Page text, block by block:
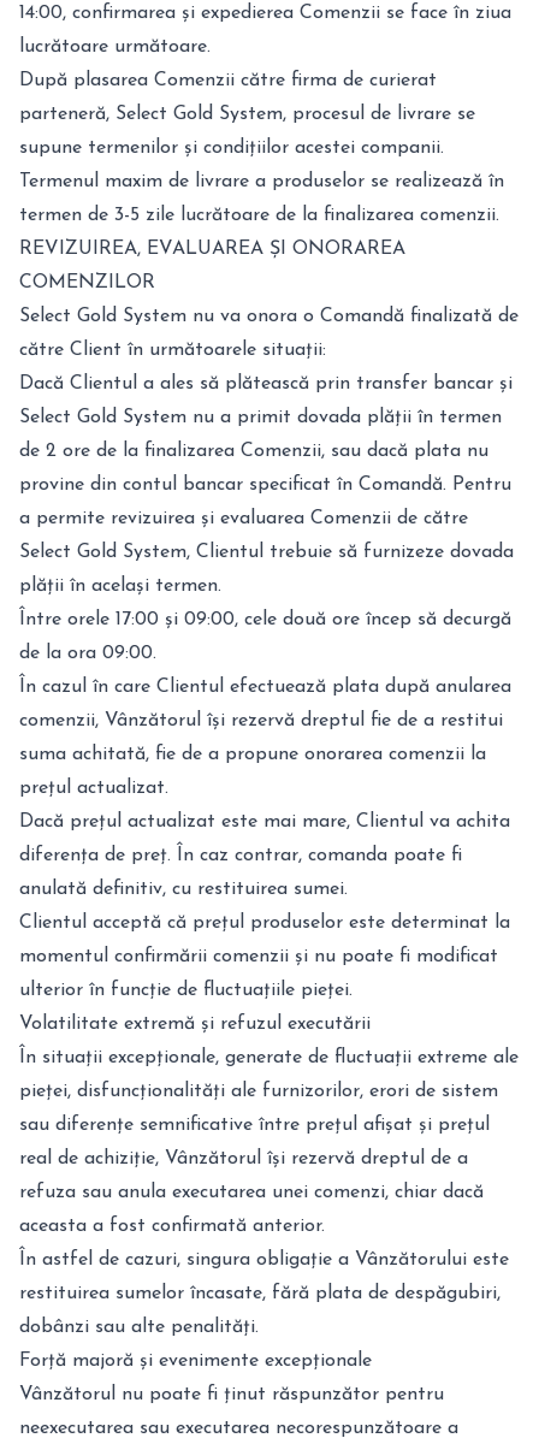
14:00, confirmarea și expedierea Comenzii se face în ziua
lucrătoare următoare.
După plasarea Comenzii către firma de curierat
parteneră, Select Gold System, procesul de livrare se
supune termenilor și condițiilor acestei companii.
Termenul maxim de livrare a produselor se realizează în
termen de 3-5 zile lucrătoare de la finalizarea comenzii.
REVIZUIREA, EVALUAREA ȘI ONORAREA
COMENZILOR
Select Gold System nu va onora o Comandă finalizată de
către Client în următoarele situații:
Dacă Clientul a ales să plătească prin transfer bancar și
Select Gold System nu a primit dovada plății în termen
de 2 ore de la finalizarea Comenzii, sau dacă plata nu
provine din contul bancar specificat în Comandă. Pentru
a permite revizuirea și evaluarea Comenzii de către
Select Gold System, Clientul trebuie să furnizeze dovada
plății în același termen.
Între orele 17:00 și 09:00, cele două ore încep să decurgă
de la ora 09:00.
În cazul în care Clientul efectuează plata după anularea
comenzii, Vânzătorul își rezervă dreptul fie de a restitui
suma achitată, fie de a propune onorarea comenzii la
prețul actualizat.
Dacă prețul actualizat este mai mare, Clientul va achita
diferența de preț. În caz contrar, comanda poate fi
anulată definitiv, cu restituirea sumei.
Clientul acceptă că prețul produselor este determinat la
momentul confirmării comenzii și nu poate fi modificat
ulterior în funcție de fluctuațiile pieței.
Volatilitate extremă și refuzul executării
În situații excepționale, generate de fluctuații extreme ale
pieței, disfuncționalități ale furnizorilor, erori de sistem
sau diferențe semnificative între prețul afișat și prețul
real de achiziție, Vânzătorul își rezervă dreptul de a
refuza sau anula executarea unei comenzi, chiar dacă
aceasta a fost confirmată anterior.
În astfel de cazuri, singura obligație a Vânzătorului este
restituirea sumelor încasate, fără plata de despăgubiri,
dobânzi sau alte penalități.
Forță majoră și evenimente excepționale
Vânzătorul nu poate fi ținut răspunzător pentru
neexecutarea sau executarea necorespunzătoare a